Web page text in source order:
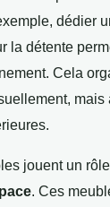
dédier
la détente
Cela
mais
jouent un
. Ces